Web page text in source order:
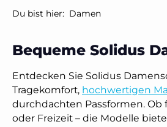
Du bist hier: Damen
Bequeme Solidus
Entdecken Sie Solidus
Tragekomfort, hochwertigen
durchdachten Passformen. Ob
oder Freizeit – die Modelle